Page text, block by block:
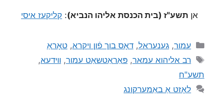
אן תשע"ז (בית הכנסת אליהו הנביא): קליקעז איסי
עמור,גענעראל,דאָס בוך פֿון ויקרא,טאָראַ
רב אליהוא עמאר,פּאַראַטשאַט עמור, ווידעא,
תשע"ח
לאָזט אַ באַמערקונג